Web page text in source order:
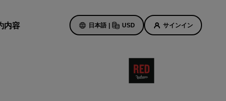
内容 日本語 | USD サインイン